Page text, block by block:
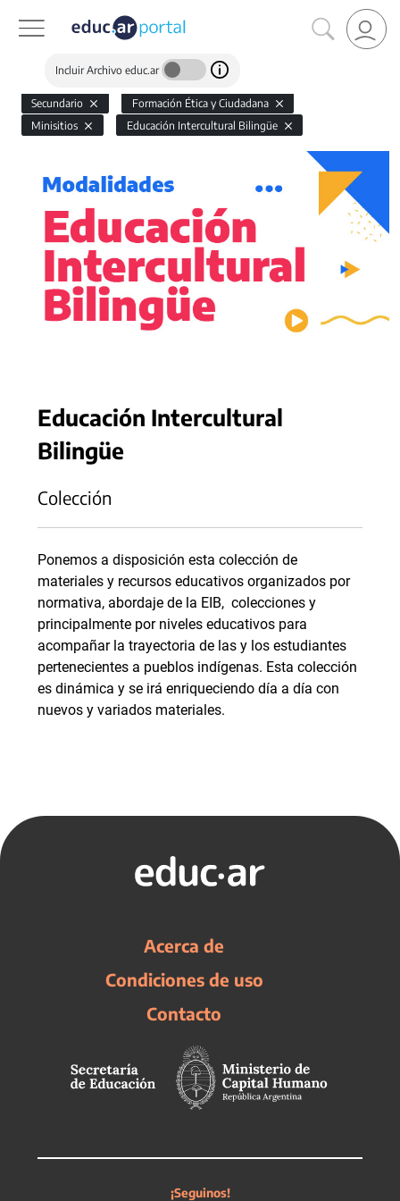
Incluir Archivo educ.ar
Secundario
Formación Ética y Ciudadana
Minisitios
Educación Intercultural Bilingüe
Educación Intercultural
Bilingüe
Colección
Ponemos a disposición esta colección de
materiales y recursos educativos organizados por
normativa, abordaje de la EIB, colecciones y
principalmente por niveles educativos para
acompañar la trayectoria de las y los estudiantes
pertenecientes a pueblos indígenas. Esta colección
es dinámica y se irá enriqueciendo día a día con
nuevos y variados materiales.
Acerca de
Condiciones de uso
Contacto
¡Seguinos!